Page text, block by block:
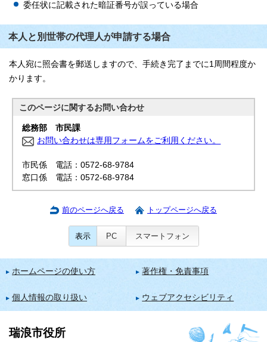
委任状に記載された暗証番号が誤っている場合
本人と別世帯の代理人が申請する場合
本人宛に照会書を郵送しますので、手続き完了までに1周間程度か
かります。
このページに関するお問い合わせ
総務部 市民課
お問い合わせは専用フォームをご利用ください。
市民係 電話：0572-68-9784
窓口係 電話：0572-68-9784
前のページへ戻る トップページへ戻る
表示 PC スマートフォン
ホームページの使い方 著作権・免責事項
個人情報の取り扱い ウェブアクセシビリティ
瑞浪市役所